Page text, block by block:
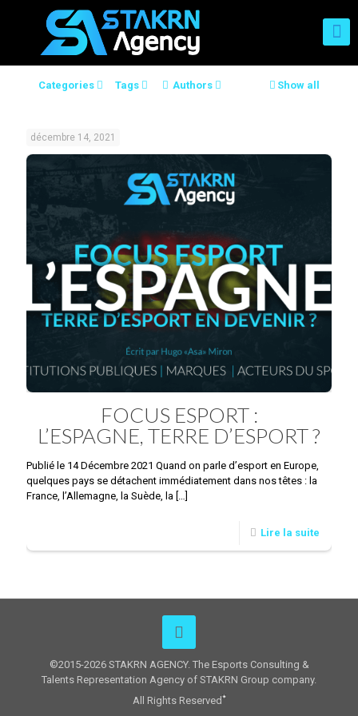
Categories Tags Authors Show all
décembre 14, 2021
FOCUS ESPORT :
L’ESPAGNE, TERRE D’ESPORT ?
Publié le 14 Décembre 2021 Quand on parle d’esport en Europe,
quelques pays se détachent immédiatement dans nos têtes : la
France, l’Allemagne, la Suède, la […]
Lire la suite
©2015-2026 STAKRN AGENCY. The Esports Consulting &
Talents Representation Agency of STAKRN Group company.
All Rights Reserved